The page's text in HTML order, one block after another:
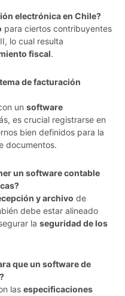
electrónica en Chile?
para ciertos contribuyentes
lo cual resulta
fiscal.
de facturación
un software
es crucial registrarse en
bien definidos para la
documentos.
un software contable
y archivo de
debe estar alineado
la seguridad de los
que un software de
las especificaciones